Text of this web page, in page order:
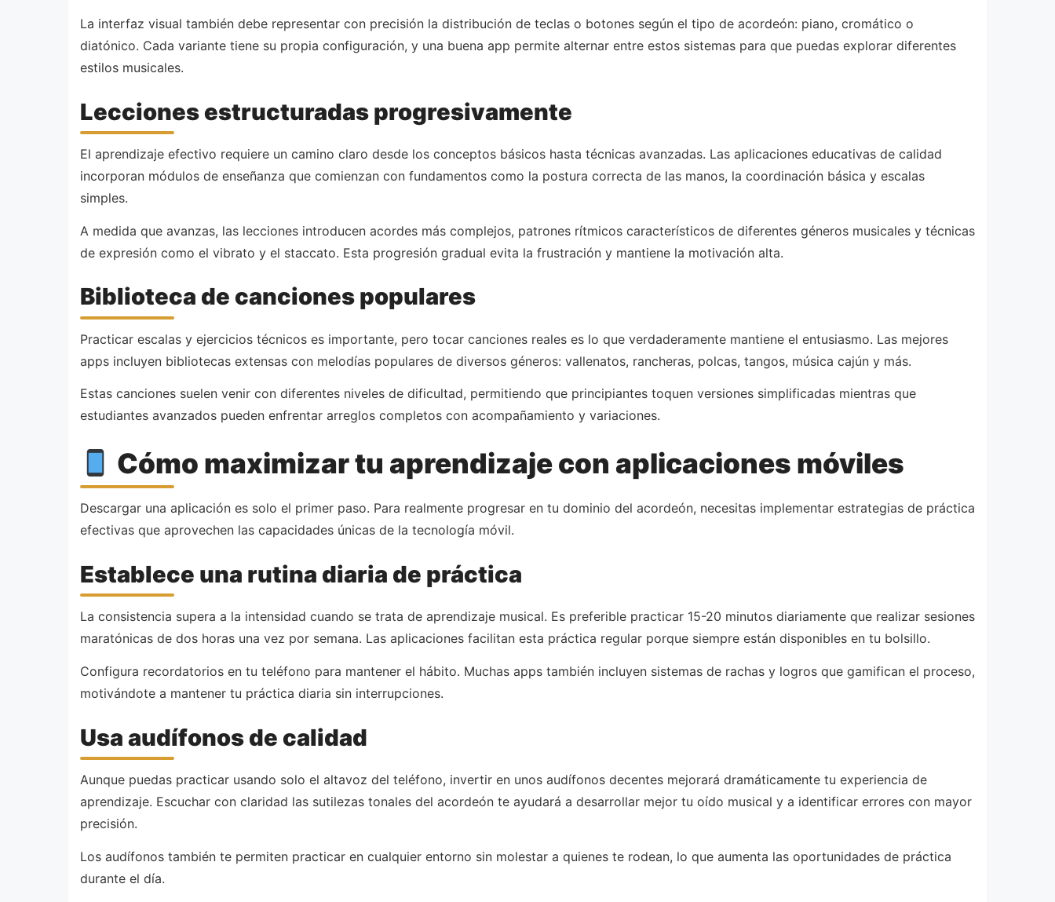
La interfaz visual también debe representar con precisión la distribución de teclas o botones según el tipo de acordeón: piano, cromático o
diatónico. Cada variante tiene su propia configuración, y una buena app permite alternar entre estos sistemas para que puedas explorar diferentes
estilos musicales.
Lecciones estructuradas progresivamente
El aprendizaje efectivo requiere un camino claro desde los conceptos básicos hasta técnicas avanzadas. Las aplicaciones educativas de calidad
incorporan módulos de enseñanza que comienzan con fundamentos como la postura correcta de las manos, la coordinación básica y escalas
simples.
A medida que avanzas, las lecciones introducen acordes más complejos, patrones rítmicos característicos de diferentes géneros musicales y técnicas
de expresión como el vibrato y el staccato. Esta progresión gradual evita la frustración y mantiene la motivación alta.
Biblioteca de canciones populares
Practicar escalas y ejercicios técnicos es importante, pero tocar canciones reales es lo que verdaderamente mantiene el entusiasmo. Las mejores
apps incluyen bibliotecas extensas con melodías populares de diversos géneros: vallenatos, rancheras, polcas, tangos, música cajún y más.
Estas canciones suelen venir con diferentes niveles de dificultad, permitiendo que principiantes toquen versiones simplificadas mientras que
estudiantes avanzados pueden enfrentar arreglos completos con acompañamiento y variaciones.
Cómo maximizar tu aprendizaje con aplicaciones móviles
Descargar una aplicación es solo el primer paso. Para realmente progresar en tu dominio del acordeón, necesitas implementar estrategias de práctica
efectivas que aprovechen las capacidades únicas de la tecnología móvil.
Establece una rutina diaria de práctica
La consistencia supera a la intensidad cuando se trata de aprendizaje musical. Es preferible practicar 15-20 minutos diariamente que realizar sesiones
maratónicas de dos horas una vez por semana. Las aplicaciones facilitan esta práctica regular porque siempre están disponibles en tu bolsillo.
Configura recordatorios en tu teléfono para mantener el hábito. Muchas apps también incluyen sistemas de rachas y logros que gamifican el proceso,
motivándote a mantener tu práctica diaria sin interrupciones.
Usa audífonos de calidad
Aunque puedas practicar usando solo el altavoz del teléfono, invertir en unos audífonos decentes mejorará dramáticamente tu experiencia de
aprendizaje. Escuchar con claridad las sutilezas tonales del acordeón te ayudará a desarrollar mejor tu oído musical y a identificar errores con mayor
precisión.
Los audífonos también te permiten practicar en cualquier entorno sin molestar a quienes te rodean, lo que aumenta las oportunidades de práctica
durante el día.